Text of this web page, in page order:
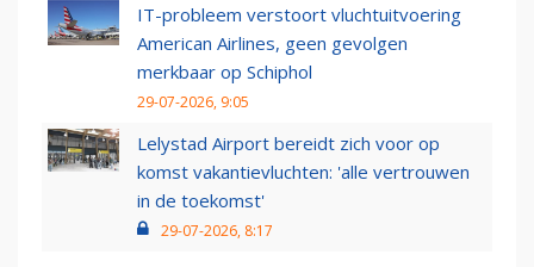
IT-probleem verstoort vluchtuitvoering
American Airlines, geen gevolgen
merkbaar op Schiphol
29-07-2026, 9:05
Lelystad Airport bereidt zich voor op
komst vakantievluchten: 'alle vertrouwen
in de toekomst'
29-07-2026, 8:17